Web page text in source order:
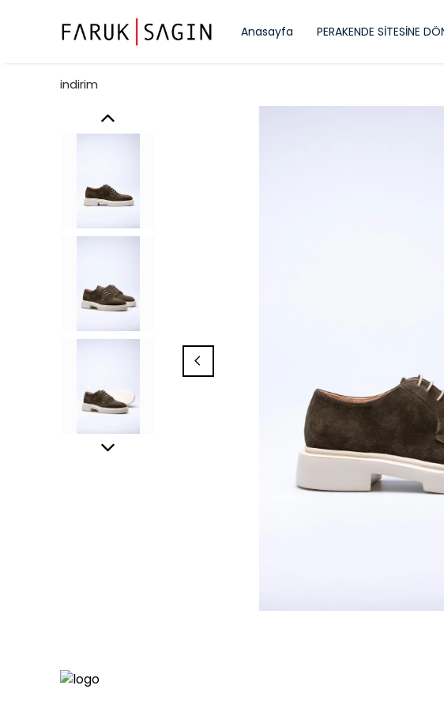
Anasayfa PERAKENDE SİTESİNE
indirim